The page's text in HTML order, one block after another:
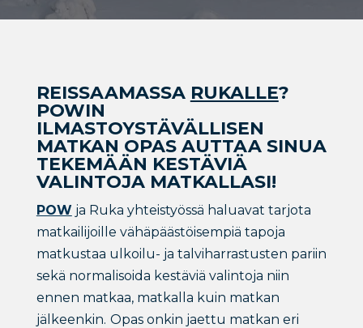
REISSAAMASSA RUKALLE?
POWIN
ILMASTOYSTÄVÄLLISEN
MATKAN OPAS AUTTAA SINUA
TEKEMÄÄN KESTÄVIÄ
VALINTOJA MATKALLASI!
POWja Ruka yhteistyössä haluavat tarjota
matkailijoille vähäpäästöisempiä tapoja
matkustaa ulkoilu- ja talviharrastusten pariin
sekä normalisoida kestäviä valintoja niin
ennen matkaa, matkalla kuin matkan
jälkeenkin. Opas onkin jaettu matkan eri